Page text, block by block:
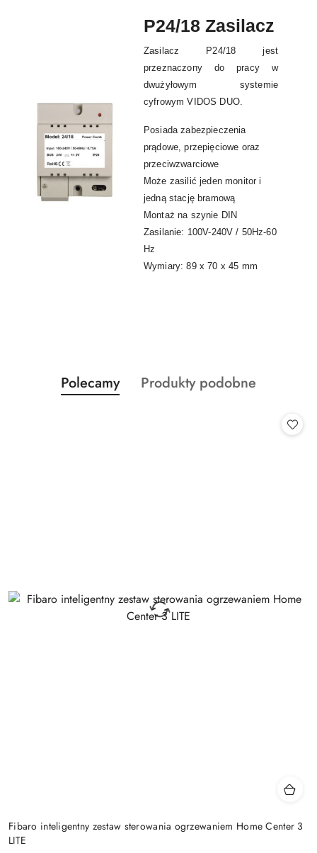
P24/18 Zasilacz
Zasilacz P24/18 jest
przeznaczony do pracy w
dwużyłowym systemie
cyfrowym VIDOS DUO.
Posiada zabezpieczenia
prądowe, przepięciowe oraz
przeciwzwarciowe
Może zasilić jeden monitor i
jedną stację bramową
Montaż na szynie DIN
Zasilanie: 100V-240V / 50Hz-60
Hz
Wymiary: 89 x 70 x 45 mm
Pomiń karuzelę produktów
Produkty
o
Polecamy
Produkty
Produkty podobne
Fibaro inteligentny zestaw sterowania ogrzewaniem Home Center 3
LITE